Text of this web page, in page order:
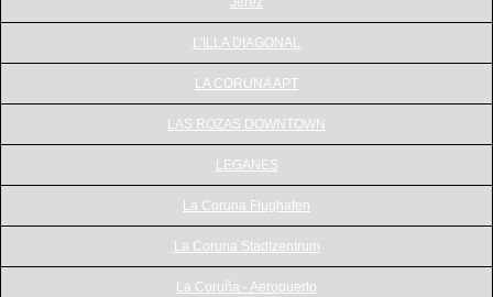
L'ILLA DIAGONAL
LA CORUNA APT
LAS ROZAS DOWNTOWN
LEGANES
La Coruna Flughafen
La Coruna Stadtzentrum
La Coruña - Aeropuerto